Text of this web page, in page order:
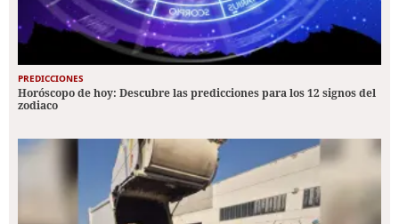
PREDICCIONES
Horóscopo de hoy: Descubre las predicciones para los 12 signos del
zodiaco